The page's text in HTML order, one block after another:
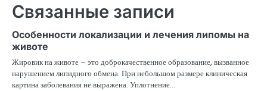
Связанные записи
Особенности локализации и лечения липомы на
животе
Жировик на животе – это доброкачественное образование, вызванное
нарушением липидного обмена. При небольшом размере клиническая
картина заболевания не выражена. Уплотнение…